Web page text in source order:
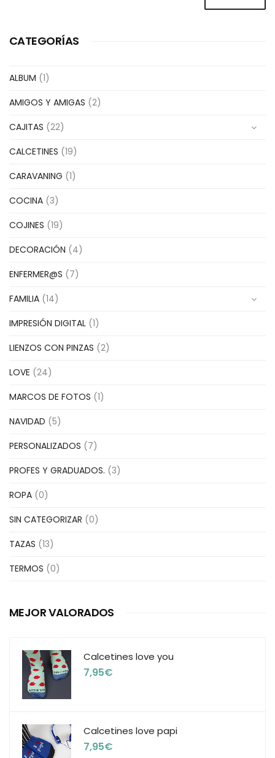
CATEGORÍAS
ALBUM (1)
AMIGOS Y AMIGAS (2)
CAJITAS (22)
CALCETINES (19)
CARAVANING (1)
COCINA (3)
COJINES (19)
DECORACIÓN (4)
ENFERMER@S (7)
FAMILIA (14)
IMPRESIÓN DIGITAL (1)
LIENZOS CON PINZAS (2)
LOVE (24)
MARCOS DE FOTOS (1)
NAVIDAD (5)
PERSONALIZADOS (7)
PROFES Y GRADUADOS. (3)
ROPA (0)
SIN CATEGORIZAR (0)
TAZAS (13)
TERMOS (0)
MEJOR VALORADOS
Calcetines love you
7,95€
Calcetines love papi
7,95€